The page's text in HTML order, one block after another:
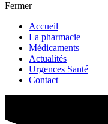
Fermer
Accueil
La pharmacie
Médicaments
Actualités
Urgences Santé
Contact